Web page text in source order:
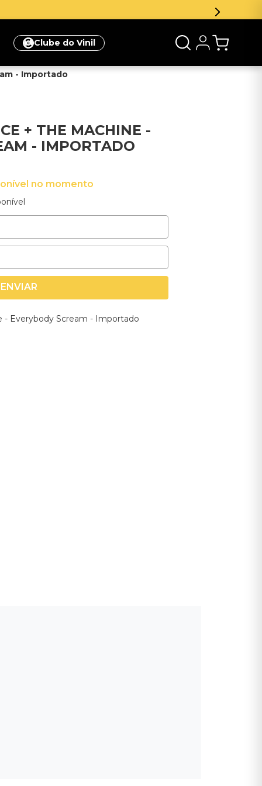
Clube do Vinil
- Importado
+ THE MACHINE -
- IMPORTADO
no momento
ENVIAR
- Everybody Scream - Importado